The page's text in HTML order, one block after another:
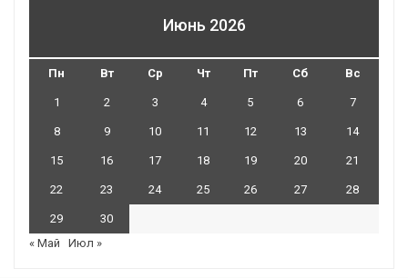
Июнь 2026
Пн Вт Ср Чт Пт Сб Вс
1 2 3 4 5 6 7
8 9 10 11 12 13 14
15 16 17 18 19 20 21
22 23 24 25 26 27 28
29
30
« Май
Июл »